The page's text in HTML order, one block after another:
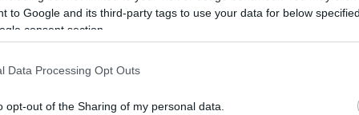
to Google and its third-party tags to use your data for below
consent section.
Data Processing Opt Outs
opt-out of the Sharing of my personal data.